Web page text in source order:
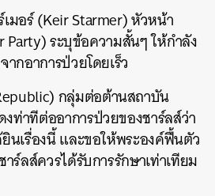
มอร์ (Keir Starmer) หัวหน้า
Party) ระบุข้อความสั้นๆ ให้กำลัง
กอาการป่วยโดยเร็ว
กลุ่มต่อต้านสถาบัน
ท่าทีต่ออาการป่วยของชาร์ลส์ว่า
นเรื่องนี้ และขอให้พระองค์ฟื้นตัว
ร์ลส์ควรได้รับการรักษาเท่าเทียม